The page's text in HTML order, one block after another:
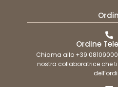
Ordine
Chiama allo +39
nostra collaboratrice che